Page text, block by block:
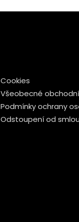
Cookies
Všeobecné
Podmínky ochrany
Odstoupení od